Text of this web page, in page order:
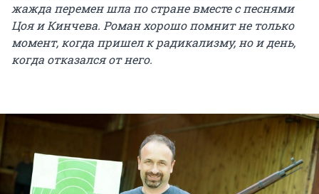
жажда перемен шла по стране вместе с песнями
Цоя и Кинчева. Роман хорошо помнит не только
момент, когда пришел к радикализму, но и день,
когда отказался от него.